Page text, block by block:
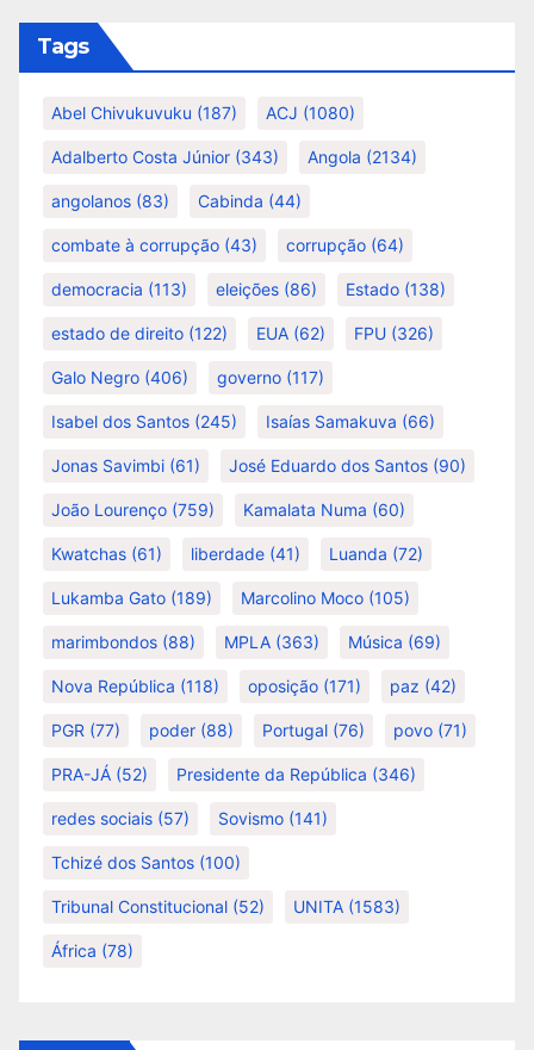
Tags
Abel Chivukuvuku (187) ACJ (1080)
Adalberto Costa Júnior (343) Angola (2134)
angolanos (83) Cabinda (44)
combate à corrupção (43) corrupção (64)
democracia (113) eleições (86) Estado (138)
estado de direito (122) EUA (62) FPU (326)
Galo Negro (406) governo (117)
Isabel dos Santos (245) Isaías Samakuva (66)
Jonas Savimbi (61) José Eduardo dos Santos (90)
João Lourenço (759) Kamalata Numa (60)
Kwatchas (61) liberdade (41) Luanda (72)
Lukamba Gato (189) Marcolino Moco (105)
marimbondos (88) MPLA (363) Música (69)
Nova República (118) oposição (171) paz (42)
PGR (77) poder (88) Portugal (76) povo (71)
PRA-JÁ (52) Presidente da República (346)
redes sociais (57) Sovismo (141)
Tchizé dos Santos (100)
Tribunal Constitucional (52) UNITA (1583)
África (78)